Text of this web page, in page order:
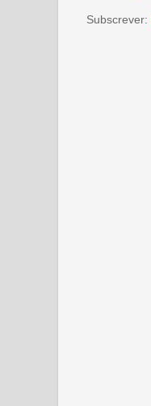
Subscrever: